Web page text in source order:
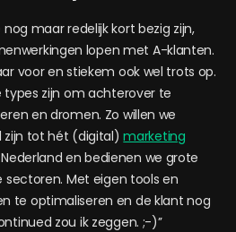
nog maar redelijk kort bezig zijn,
lopen met A-klanten.
voor en stiekem ook wel trots op.
zijn om achterover te
en dromen. Zo willen we
zijn tot hét (digital)marketing
en bedienen we grote
sectoren. Met eigen tools en
te optimaliseren en de klant nog
zou ik zeggen. ;-)’’